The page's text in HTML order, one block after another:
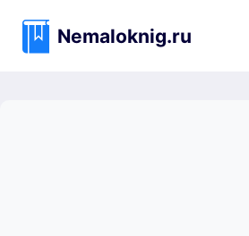
содержимому
Nemaloknig.ru